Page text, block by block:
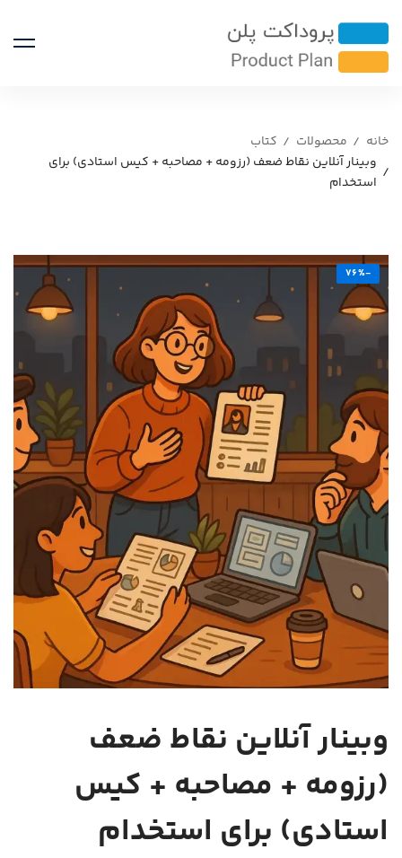
خانه محصولات
کتاب
وبینار آنلاین نقاط ضعف (رزومه + مصاحبه + کیس استادی) برای
استخدام
-76%
وبینار آنلاین نقاط ضعف
(رزومه + مصاحبه + کیس
استادی) برای استخدام